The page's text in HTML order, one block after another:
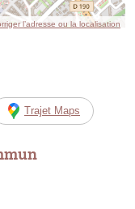
l’adresse ou la localisation
Trajet Maps